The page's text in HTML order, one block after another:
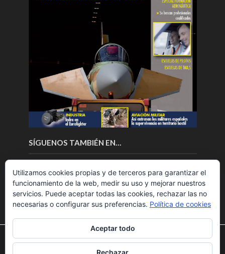
SÍGUENOS TAMBIÉN EN…
Utilizamos cookies para ofrecerte la mejor experiencia en
nuestra web.
Utilizamos cookies propias y de terceros para garantizar el
funcionamiento de la web, medir su uso y mejorar nuestros
servicios. Puede aceptar todas las cookies, rechazar las no
necesarias o configurar sus preferencias. Política de cookies
Aceptar todo
Rechazar